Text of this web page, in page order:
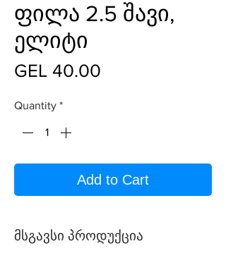
ფილა 2.5 შავი,
ელიტი
GEL 40.00
Quantity *
Add to Cart
მსგავსი პროდუქცია